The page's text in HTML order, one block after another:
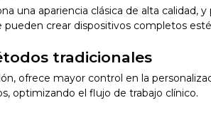
una apariencia clásica de alta
pueden crear dispositivos completos
tradicionales
ofrece mayor control en la
optimizando el flujo de trabajo clínico.